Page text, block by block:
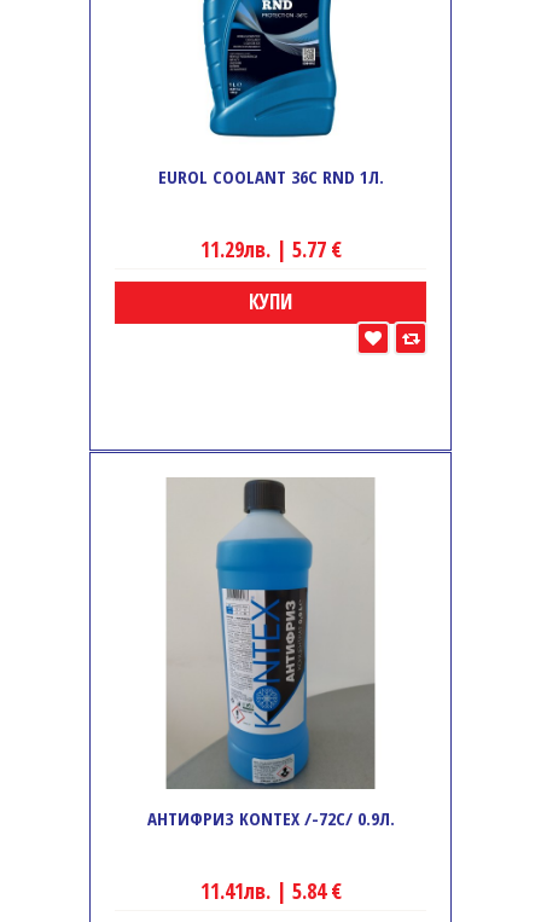
EUROL COOLANT 36C RND 1Л.
11.29лв. | 5.77 €
КУПИ
АНТИФРИЗ KONTEX /-72C/ 0.9Л.
11.41лв. | 5.84 €